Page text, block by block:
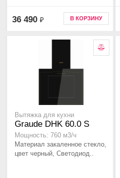
36 490 ₽ В КОРЗИНУ
Вытяжка для кухни
Graude DHK 60.0 S
Мощность: 760 м3/ч
Материал закаленное стекло,
цвет черный, Светодиод..